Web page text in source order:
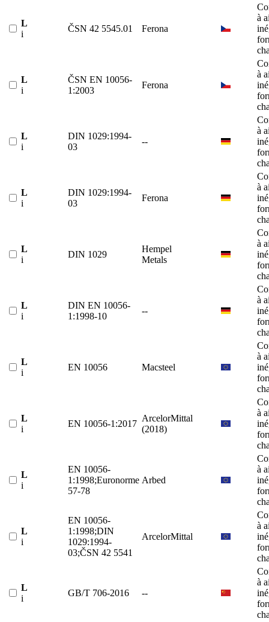
L
i
ČSN 42 5545.01 Ferona
à
L
i
ČSN EN 10056-
1:2003
Ferona
à
L
i
DIN 1029:1994-
03
--
à
L
i
DIN 1029:1994-
03
Ferona
à
L
i
DIN 1029
Hempel
Metals
à
L
i
DIN EN 10056-
1:1998-10
--
à
L
i
EN 10056 Macsteel
à
L
i
EN 10056-1:2017
ArcelorMittal
(2018)
à
L
i
EN 10056-
1:1998;Euronorme
57-78
Arbed
à
L
i
EN 10056-
1:1998;DIN
1029:1994-
03;ČSN 42 5541
ArcelorMittal
à
L
i
GB/T 706-2016 --
à